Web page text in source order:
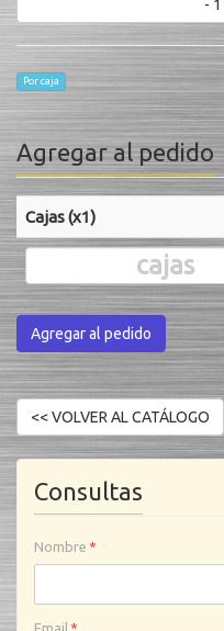
Por caja
Agregar al pedido
Cajas (x1)
Agregar al pedido
Consultas
Nombre *
Email *